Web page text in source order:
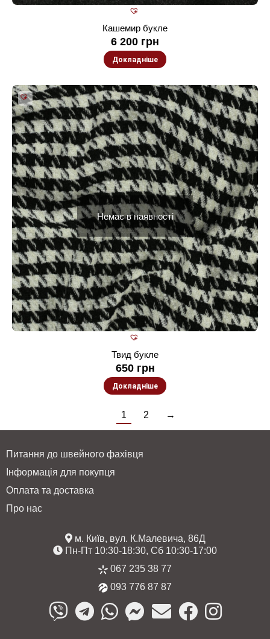
Кашемир букле
6 200 грн
Докладніше
Немає в наявності
Твид букле
650 грн
Докладніше
1 2 →
Питання до швейного фахівця
Інформація для покупця
Оплата та доставка
Про нас
м. Київ, вул. К.Малевича, 86Д
Пн-Пт 10:30-18:30, Сб 10:30-17:00
067 235 38 77
093 776 87 87